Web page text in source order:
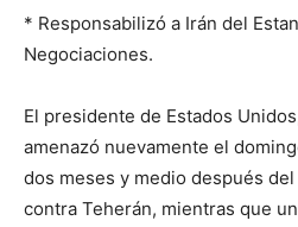
* Responsabilizó a Irán del
Negociaciones.
El presidente de Estados
amenazó nuevamente el
dos meses y medio después
contra Teherán, mientras que